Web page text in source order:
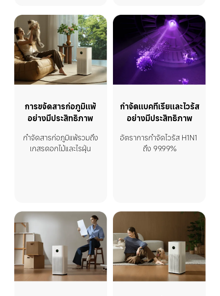
การขจัดสารก่อภูมิแพ้
อย่างมีประสิทธิภาพ
กำจัดสารก่อภูมิแพ้รวมถึง
เกสรดอกไม้และไรฝุ่น
กำจัดแบคทีเรียและไวรัส
อย่างมีประสิทธิภาพ
อัตราการกำจัดไวรัส H1N1
ถึง 99.99%